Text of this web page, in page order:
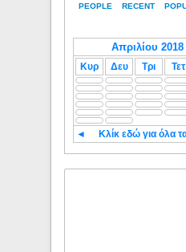
PEOPLE RECENT
Κυρ Δευ Τρι Τετ
◄ Κλίκ εδώ για όλα